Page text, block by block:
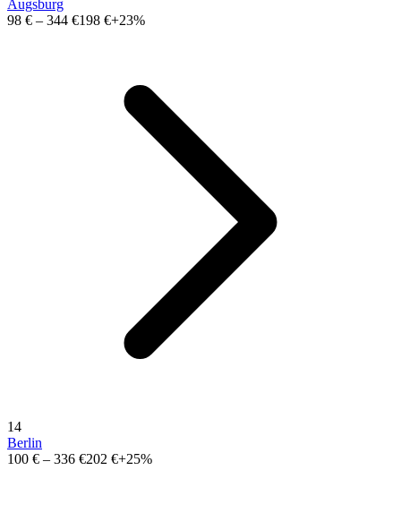
Augsburg
98 € – 344 €198 €+23%
14
Berlin
100 € – 336 €202 €+25%